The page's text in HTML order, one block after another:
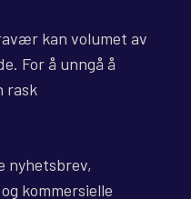
kan volumet av
For å unngå å
rask
nyhetsbrev,
kommersielle